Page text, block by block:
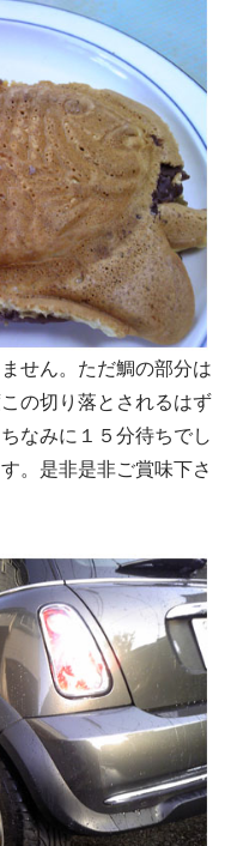
せん。ただ鯛の部分は
の切り落とされるはず
なみに１５分待ちでし
。是非是非ご賞味下さ